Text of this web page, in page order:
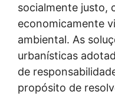
socialmente justo,
economicamente
ambiental. As
urbanísticas
de
propósito de